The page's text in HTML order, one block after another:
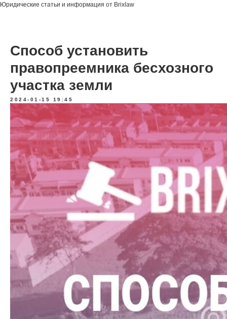
Юридические статьи и информация от Brixlaw
Способ установить
правопреемника бесхозного
участка земли
2024-01-15 19:45